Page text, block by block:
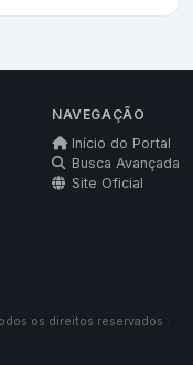
NAVEGAÇÃO
Início do Portal
Busca Avançada
Site Oficial
os direitos reservados ·